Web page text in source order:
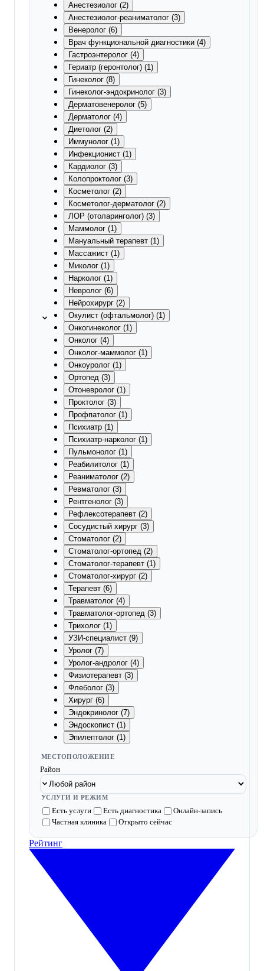
Анестезиолог (2)
Анестезиолог-реаниматолог (3)
Венеролог (6)
Врач функциональной диагностики (4)
Гастроэнтеролог (4)
Гериатр (геронтолог) (1)
Гинеколог (8)
Гинеколог-эндокринолог (3)
Дерматовенеролог (5)
Дерматолог (4)
Диетолог (2)
Иммунолог (1)
Инфекционист (1)
Кардиолог (3)
Колопроктолог (3)
Косметолог (2)
Косметолог-дерматолог (2)
ЛОР (отоларинголог) (3)
Маммолог (1)
Мануальный терапевт (1)
Массажист (1)
Миколог (1)
Нарколог (1)
Невролог (6)
Нейрохирург (2)
Окулист (офтальмолог) (1)
Онкогинеколог (1)
Онколог (4)
Онколог-маммолог (1)
Онкоуролог (1)
Ортопед (3)
Отоневролог (1)
Проктолог (3)
Профпатолог (1)
Психиатр (1)
Психиатр-нарколог (1)
Пульмонолог (1)
Реабилитолог (1)
Реаниматолог (2)
Ревматолог (3)
Рентгенолог (3)
Рефлексотерапевт (2)
Сосудистый хирург (3)
Стоматолог (2)
Стоматолог-ортопед (2)
Стоматолог-терапевт (1)
Стоматолог-хирург (2)
Терапевт (6)
Травматолог (4)
Травматолог-ортопед (3)
Трихолог (1)
УЗИ-специалист (9)
Уролог (7)
Уролог-андролог (4)
Физиотерапевт (3)
Флеболог (3)
Хирург (6)
Эндокринолог (7)
Эндоскопист (1)
Эпилептолог (1)
МЕСТОПОЛОЖЕНИЕ
Район
УСЛУГИ И РЕЖИМ
Есть услуги Есть диагностика
Онлайн-запись
Частная клиника
Открыто сейчас
Рейтинг